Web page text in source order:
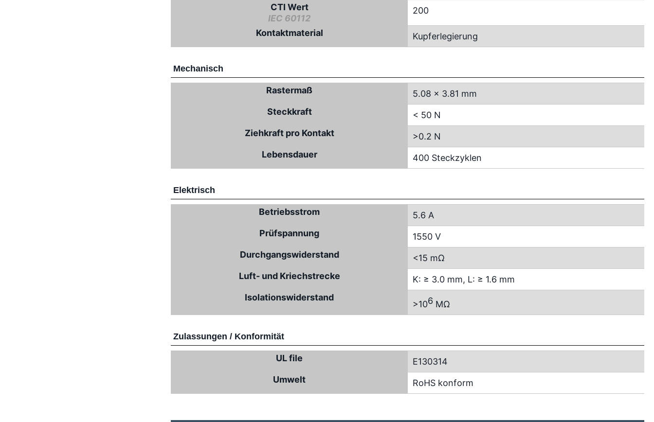
CTI Wert
IEC 60112
200
Kontaktmaterial Kupferlegierung
Mechanisch
Rastermaß
5.08 x 3.81 mm
Steckkraft
< 50 N
Ziehkraft pro Kontakt
>0.2 N
Lebensdauer
400 Steckzyklen
Elektrisch
Betriebsstrom
5.6 A
Prüfspannung
1550 V
Durchgangswiderstand
<15 mΩ
Luft- und Kriechstrecke
K: ≥ 3.0 mm, L: ≥ 1.6 mm
Isolationswiderstand
>106 MΩ
Zulassungen / Konformität
UL file
E130314
Umwelt
RoHS konform